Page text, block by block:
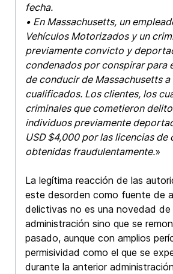
fecha.
• En Massachusetts, un
Vehículos Motorizados y un
previamente convicto y
condenados por conspirar para
de conducir de Massachusetts
cualificados. Los clientes, los
criminales que cometieron
individuos previamente
USD $4,000 por las licencias de
obtenidas fraudulentamente.»
La legítima reacción de las
este desorden como fuente de
delictivas no es una novedad de
administración sino que se
pasado, aunque con amplios
permisividad como el que se
durante la anterior